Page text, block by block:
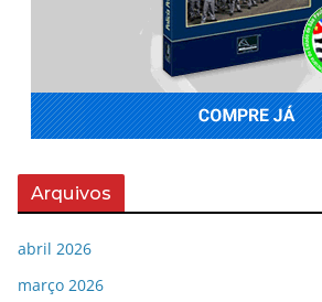
Arquivos
abril 2026
março 2026